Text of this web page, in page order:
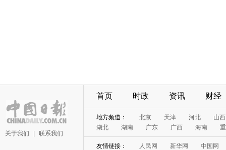
关于我们 联系我们
首页 时政 资讯 财经
地方频道： 北京 天津 河北
山西
湖北
湖南 广东 广西 海南
友情链接： 人民网 新华网
中国网